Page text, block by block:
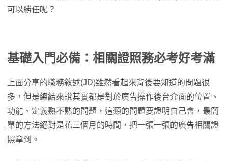
可以勝任呢？
基礎入門必備：相關證照務必考好考滿
上面分享的職務敘述(JD)雖然看起來背後要知道的問題很
多，但是總結來說其實都是對於廣告操作後台介面的位置、
功能、定義熟不熟的問題，這類的問題要證明自己會，最簡
單的方法絕對是花三個月的時間，把一張一張的廣告相關證
照拿到。